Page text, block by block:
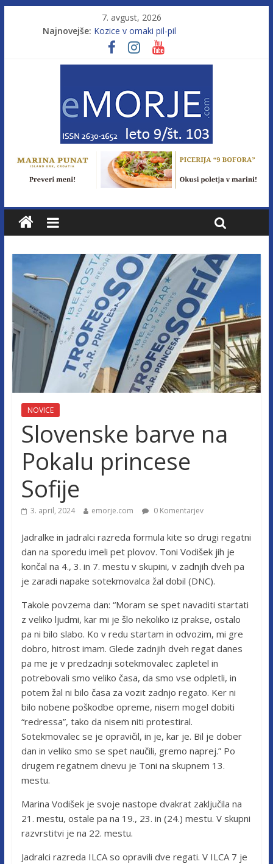
7. avgust, 2026
Najnovejše: Kozice v omaki pil-pil
Leto 9, št. 103; Licenca brez morja
Od morja do gorja 11
NOVICE
Slovenske barve na
Pokalu princese
Sofije
3. april, 2024 emorje.com 0 Komentarjev
Jadralke in jadralci razreda formula kite so drugi regatni
dan na sporedu imeli pet plovov. Toni Vodišek jih je
končal na 4., 3. in 7. mestu v skupini, v zadnjih dveh pa
je zaradi napake sotekmovalca žal dobil (DNC).
Takole povzema dan: “Moram se spet navaditi startati
z veliko ljudmi, kar mi je šlo nekoliko iz prakse, ostalo
pa ni bilo slabo. Ko v redu startam in odvozim, mi gre
dobro, hitrost imam. Glede zadnjih dveh regat danes
pa me je v predzadnji sotekmovalec zapletel in
potrebovali smo veliko časa, da smo vse odpletli, in
potem žal ni bilo časa za vozit zadnjo regato. Ker ni
bilo nobene poškodbe opreme, nisem mogel dobiti
“redressa”, tako da nisem niti protestiral.
Sotekmovalec se je opravičil, in je, kar je. Bil je dober
dan in veliko smo se spet naučili, gremo naprej.” Po
drugem regatnem dnevu je Toni na skupnem 13.
mestu.
Marina Vodišek je svoje nastope dvakrat zaključila na
21. mestu, ostale pa na 19., 23. in (24.) mestu. V skupni
razvrstitvi je na 22. mestu.
Jadralci razreda ILCA so opravili dve regati. V ILCA 7 je